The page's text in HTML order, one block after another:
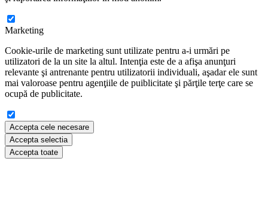
Marketing
Cookie-urile de marketing sunt utilizate pentru a-i urmări pe
utilizatori de la un site la altul. Intenţia este de a afişa anunţuri
relevante şi antrenante pentru utilizatorii individuali, aşadar ele sunt
mai valoroase pentru agenţiile de puiblicitate şi părţile terţe care se
ocupă de publicitate.
Accepta cele necesare
Accepta selectia
Accepta toate